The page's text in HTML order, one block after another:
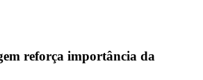
reforça importância da